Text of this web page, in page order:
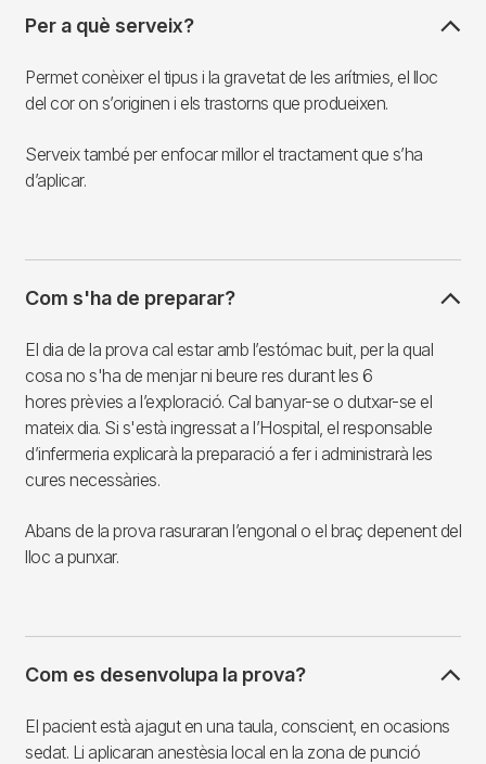
Per a què serveix?
Permet conèixer el tipus i la gravetat de les arítmies, el lloc
del cor on s’originen i els trastorns que produeixen.
Serveix també per enfocar millor el tractament que s’ha
d’aplicar.
Com s'ha de preparar?
El dia de la prova cal estar amb l’estómac buit, per la qual
cosa no s'ha de menjar ni beure res durant les 6
hores prèvies a l’exploració. Cal banyar-se o dutxar-se el
mateix dia. Si s'està ingressat a l’Hospital, el responsable
d’infermeria explicarà la preparació a fer i administrarà les
cures necessàries.
Abans de la prova rasuraran l’engonal o el braç depenent del
lloc a punxar.
Com es desenvolupa la prova?
El pacient està ajagut en una taula, conscient, en ocasions
sedat. Li aplicaran anestèsia local en la zona de punció